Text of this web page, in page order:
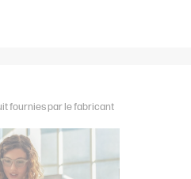
fournies par le fabricant